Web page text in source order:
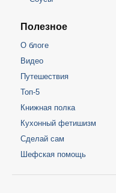
Полезное
О блоге
Видео
Путешествия
Топ-5
Книжная полка
Кухонный фетишизм
Сделай сам
Шефская помощь